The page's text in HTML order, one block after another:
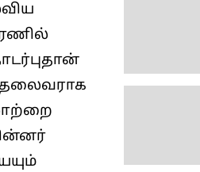
ரணில்
தலைவராக